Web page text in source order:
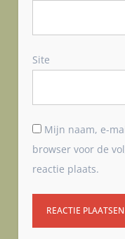
Site
Mijn naam, e-
browser voor de
reactie plaats.